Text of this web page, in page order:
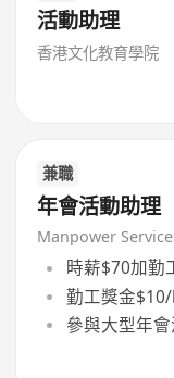
活動助理
香港文化教育學院
兼職
年會活動助理
Manpower
時薪$70加勤
勤工獎金
參與大型年